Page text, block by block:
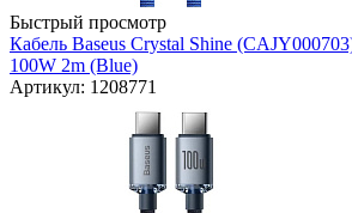
Быстрый просмотр
Кабель Baseus Crystal Shine
100W 2m (Blue)
Артикул: 1208771